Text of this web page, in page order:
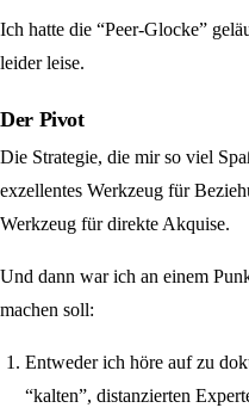
Ich hatte die “Peer-Glocke”
leider leise.
Der Pivot
Die Strategie, die mir so viel
exzellentes Werkzeug für
Werkzeug für direkte Akquise.
Und dann war ich an einem
machen soll:
Entweder ich höre auf zu
“kalten”, distanzierten